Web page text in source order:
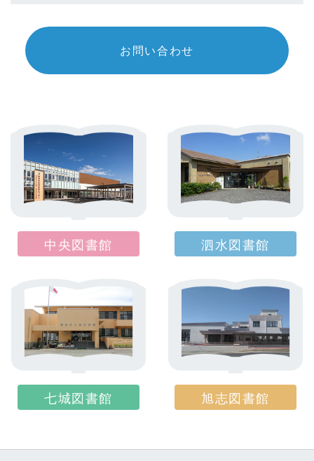
お問い合わせ
中央図書館 泗水図書館
七城図書館 旭志図書館